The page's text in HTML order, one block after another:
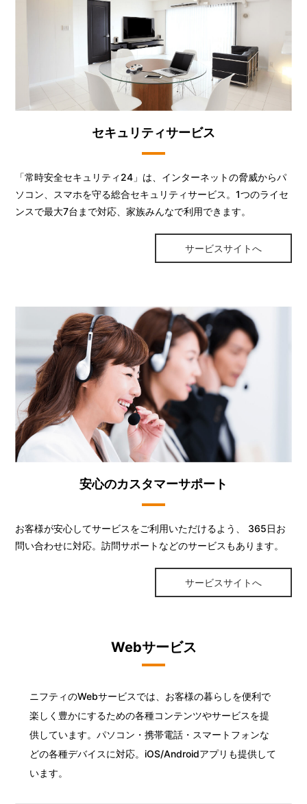
セキュリティサービス
「常時安全セキュリティ24」は、インターネットの脅威からパ
ソコン、スマホを守る総合セキュリティサービス。1つのライセ
ンスで最大7台まで対応、家族みんなで利用できます。
サービスサイトへ
安心のカスタマーサポート
お客様が安心してサービスをご利用いただけるよう、 365日お
問い合わせに対応。訪問サポートなどのサービスもあります。
サービスサイトへ
Webサービス
ニフティのWebサービスでは、お客様の暮らしを便利で
楽しく豊かにするための各種コンテンツやサービスを提
供しています。パソコン・携帯電話・スマートフォンな
どの各種デバイスに対応。iOS/Androidアプリも提供して
います。